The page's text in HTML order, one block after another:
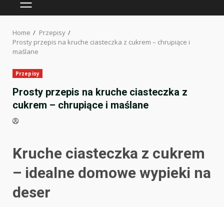
PRIMARY
Home
Przepisy
Prosty przepis na kruche ciasteczka z cukrem – chrupiące i
maślane
Przepisy
Prosty przepis na kruche ciasteczka z
cukrem – chrupiące i maślane
Kruche ciasteczka z cukrem
– idealne domowe wypieki na
deser